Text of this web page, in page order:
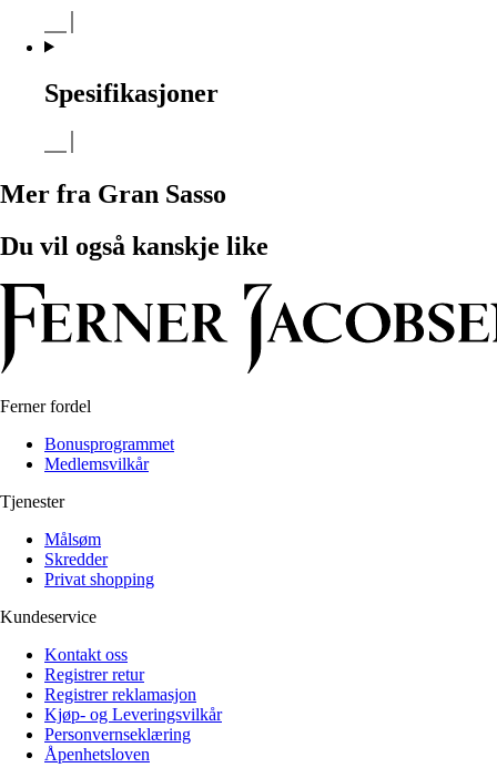
Spesifikasjoner
Mer fra Gran Sasso
Du vil også kanskje like
Ferner fordel
Bonusprogrammet
Medlemsvilkår
Tjenester
Målsøm
Skredder
Privat shopping
Kundeservice
Kontakt oss
Registrer retur
Registrer reklamasjon
Kjøp- og Leveringsvilkår
Personvernseklæring
Åpenhetsloven